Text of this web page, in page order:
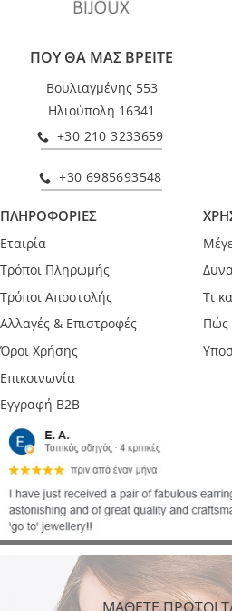
ΠΟΥ ΘΑ ΜΑΣ ΒΡΕΙΤΕ
Βουλιαγμένης 553
Ηλιούπολη 16341
+30 210 3233659
+30 6985693548
ΠΛΗΡΟΦΟΡΙΕΣ
Εταιρία
Τρόποι Πληρωμής
Τρόποι Αποστολής
Αλλαγές & Επιστροφές
Όροι Χρήσης
Επικοινωνία
Εγγραφή B2B
Τι
Πώς